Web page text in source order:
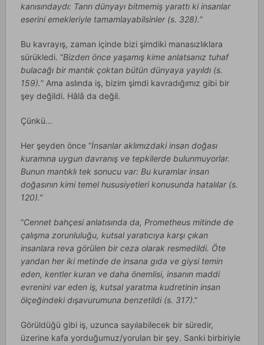
kanısındaydı: Tanrı dünyayı bitmemiş yarattı ki insanlar
eserini emekleriyle tamamlayabilsinler (s. 328).”
Bu kavrayış, zaman içinde bizi şimdiki manasızlıklara
sürükledi. “Bizden önce yaşamış kime anlatsanız tuhaf
bulacağı bir mantık çoktan bütün dünyaya yayıldı (s.
159).” Ama aslında iş, bizim şimdi kavradığımız gibi bir
şey değildi. Hâlâ da değil.
Çünkü…
Her şeyden önce “İnsanlar aklımızdaki insan doğası
kuramına uygun davranış ve tepkilerde bulunmuyorlar.
Bunun mantıklı tek sonucu var: Bu kuramlar insan
doğasının kimi temel hususiyetleri konusunda hatalılar (s.
120).”
“Cennet bahçesi anlatısında da, Prometheus mitinde de
çalışma zorunluluğu, kutsal yaratıcıya karşı çıkan
insanlara reva görülen bir ceza olarak resmedildi. Öte
yandan her iki metinde de insana gıda ve giysi temin
eden, kentler kuran ve daha önemlisi, insanın maddi
evrenini var eden iş, kutsal yaratma kudretinin insan
ölçeğindeki dışavurumuna benzetildi (s. 317).”
Görüldüğü gibi iş, uzunca sayılabilecek bir süredir,
üzerine kafa yorduğumuz/yorulan bir şey. Sanki birbiriyle